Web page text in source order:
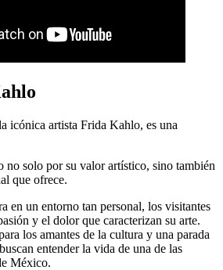
icónica artista Frida Kahlo, es una
no solo por su valor artístico, sino también
que ofrece.
en un entorno tan personal, los visitantes
y el dolor que caracterizan su arte.
los amantes de la cultura y una parada
entender la vida de una de las
México.